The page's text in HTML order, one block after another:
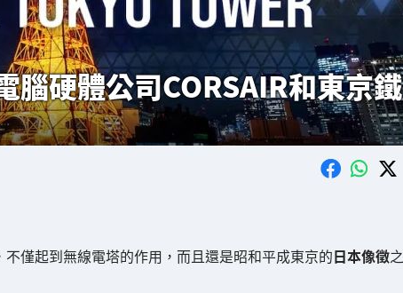
腦硬體公司CORSAIR和東京鐵
不僅起到無線電塔的作用，而且還是昭和平成東京的日本像徵之